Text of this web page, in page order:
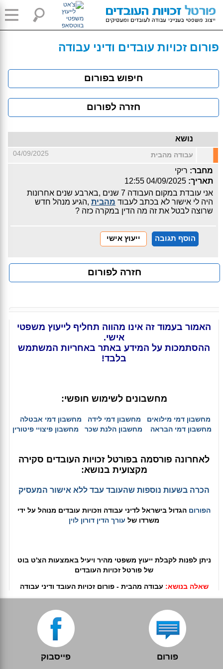
פורום זכויות עובדים ודיני עבודה
חיפוש בפורום
חזרה לפורום
נושא
עבודה מהבית 04/09/2025
מחבר: ריקי
תאריך: 04/09/2025 12:55
אני עובדת במקום העבודה 7 שנים ,בארבע שנים אחרונות
היה לי אישור לא בכתב לעבוד מהבית ,הגיע מנהל חדש
שרוצה לבטל את זה מה הדין במקרה כזה ?
הוסף תגובה ייעוץ אישי
חזרה לפורום
האמור בעמוד זה אינו מהווה תחליף לייעוץ משפטי
אישי.
ההסתמכות על המידע באתר באחריות המשתמש
בלבד!
מחשבונים לשימוש חופשי:
מחשבון דמי מילואים מחשבון דמי לידה
מחשבון דמי אבטלה
מחשבון דמי הבראה
מחשבון הלנת שכר מחשבון פיצויי פיטורין
לאחרונה פורסמה בפורטל זכויות העובדים סקירה
מקצועית בנושא:
הכרה בשעות נוספות שהעובד עבד ללא אישור המעסיק
הפורום הגדול בישראל לדיני עבודה וזכויות עובדים מנוהל על ידי
משרדו של עורך הדין דורון לוין
ניתן לפנות לקבלת ייעוץ משפטי מהיר ויעיל באמצעות הצ'ט בוט
של פורטל זכויות העובדים
שאלה בנושא: עבודה מהבית - פורום זכויות העובד ודיני עבודה
פורום פייסבוק